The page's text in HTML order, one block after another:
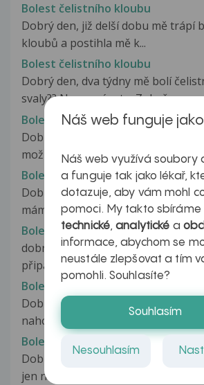
Bolest čelistního kloubu
Dobrý den, již delší dobu mě trápí
kloubů a postihla mě k...
Bolest čelistního kloubu
Dobrý den, dva týdny mě bolí
svaly?? Nepoznám to. Zubař...
Bolest čelistního kloubu
Dobrý den, jsem moc ráda, že
možnost zeptat se lékaře a
Bolest čelistního kloubu
Dobrý den, prosím o radu. Již více
mám bolest čelistního kloubu,...
Bolest čelistního kloubu
dobrý den je mi 16 let a uz rok mě
připadá mi to jakoby mi...
Bolest čelistního kloubu
Dobrý den jsem 5 den po extrakci
nahoře. Chci ze zeptat zda...
Bolest čelistního kloubu
Dobrý den 3.den mě bolí dolní
jen na místě cca 1-2cm...
Náš web funguje
Náš web využívá soubory
a funguje tak jako lékař,
dotazuje, aby vám mohl
pomoci. My takto sbíráme
technické,analytické a
informace, abychom se
neustále zlepšovat a tím
pomohli. Souhlasíte?
Souhlasím
Nesouhlasím